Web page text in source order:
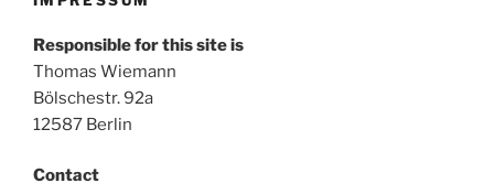
Responsible for this site is
Thomas Wiemann
Bölschestr. 92a
12587 Berlin
Contact